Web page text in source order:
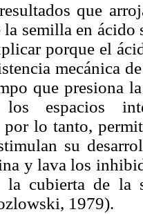
que
la semilla en
porque el
mecánica
que presiona
espacios
por lo tanto,
su
y lava los
la cubierta de la
1979).